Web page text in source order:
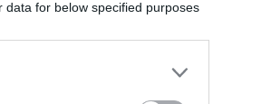
for below specified purposes
NECROLOGIE